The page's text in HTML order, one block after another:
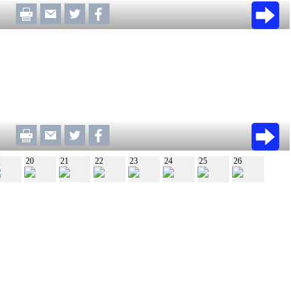
20 21 22 23 24 25 26